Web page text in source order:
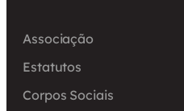
Associação
Estatutos
Corpos Sociais